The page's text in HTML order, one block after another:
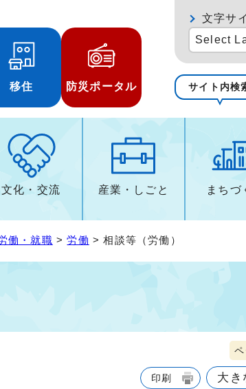
移住 防災ポータル
文字サ
Select
サイト内検
文化・交流 産業・しごと まちづ
働・就職 >労働 > 相談等（労働）
印刷 大き